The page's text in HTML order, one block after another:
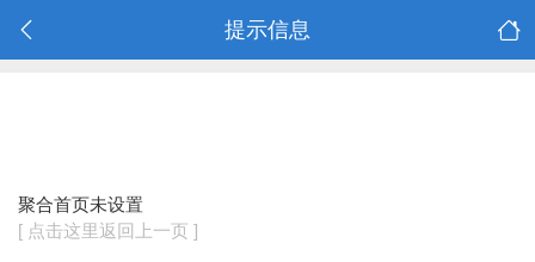
提示信息
聚合首页未设置
[ 点击这里返回上一页 ]